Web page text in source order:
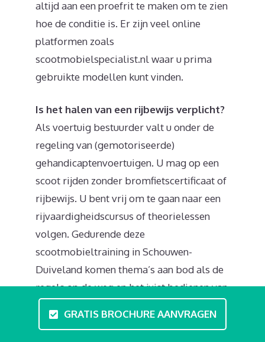
altijd aan een proefrit te maken om te zien
hoe de conditie is. Er zijn veel online
platformen zoals
scootmobielspecialist.nl waar u prima
gebruikte modellen kunt vinden.
Is het halen van een rijbewijs verplicht?
Als voertuig bestuurder valt u onder de
regeling van (gemotoriseerde)
gehandicaptenvoertuigen. U mag op een
scoot rijden zonder bromfietscertificaat of
rijbewijs. U bent vrij om te gaan naar een
rijvaardigheidscursus of theorielessen
volgen. Gedurende deze
scootmobieltraining in Schouwen-
Duiveland komen thema’s aan bod als de
regels op de weg en het juist bedienen van
de scoot. In de basis zijn de verkeersregels
eenvoudig: als bestuurder mag u rijden op
GRATIS BROCHURE AANVRAGEN